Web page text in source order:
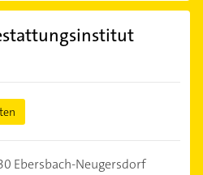
Ebersbach-Neugersdorf